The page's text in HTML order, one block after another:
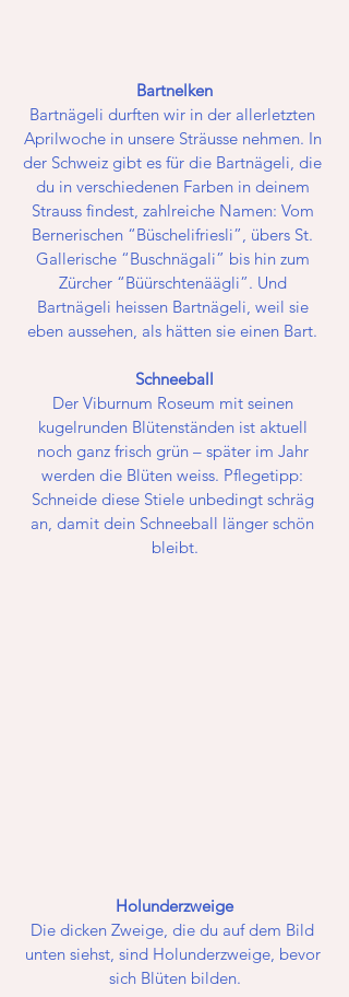
Bartnelken
Bartnägeli durften wir in der allerletzten
Aprilwoche in unsere Sträusse nehmen. In
der Schweiz gibt es für die Bartnägeli, die
du in verschiedenen Farben in deinem
Strauss findest, zahlreiche Namen: Vom
Bernerischen “Büschelifriesli”, übers St.
Gallerische “Buschnägali” bis hin zum
Zürcher “Büürschtenäägli”. Und
Bartnägeli heissen Bartnägeli, weil sie
eben aussehen, als hätten sie einen Bart.
Schneeball
Der Viburnum Roseum mit seinen
kugelrunden Blütenständen ist aktuell
noch ganz frisch grün – später im Jahr
werden die Blüten weiss. Pflegetipp:
Schneide diese Stiele unbedingt schräg
an, damit dein Schneeball länger schön
bleibt.
Holunderzweige
Die dicken Zweige, die du auf dem Bild
unten siehst, sind Holunderzweige, bevor
sich Blüten bilden.